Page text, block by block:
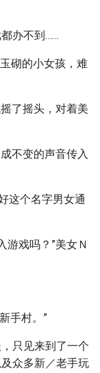
办不到……
砌的小女孩，难
了摇头，对着美
不变的声音传入
这个名字男女通
游戏吗？”美女Ｎ
手村。”
只见来到了一个
众多新／老手玩